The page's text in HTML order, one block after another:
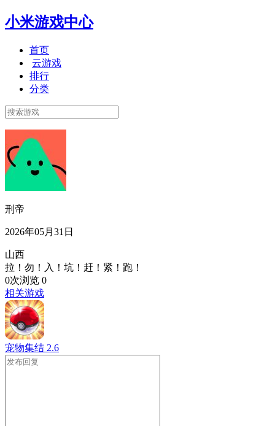
小米游戏中心
首页
云游戏
排行
分类
刑帝
2026年05月31日
山西
拉！勿！入！坑！赶！紧！跑！
0次浏览 0
相关游戏
宠物集结 2.6